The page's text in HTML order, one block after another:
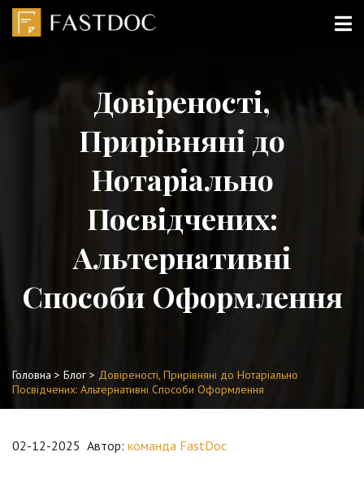
Довіреності,
Прирівняні до
Нотаріально
Посвідчених:
Альтернативні
Способи Оформлення
Головна > Блог > Довіреності, Прирівняні до Нотаріально
Посвідчених: Альтернативні Способи Оформлення
02-12-2025 Автор: команда FastDoc